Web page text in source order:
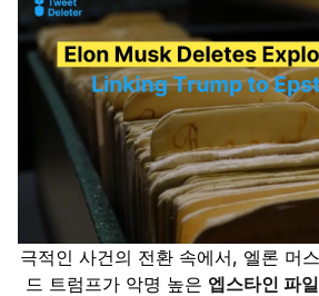
극적인 사건의 전환 속에서, 엘론 머
드 트럼프가 악명 높은 엡스타인 파일